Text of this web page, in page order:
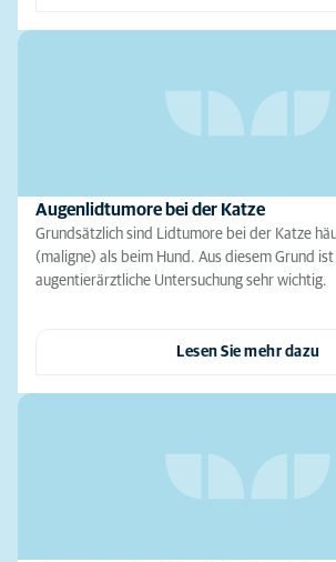
Augenlidtumore bei der Katze
Grundsätzlich sind Lidtumore bei der Katze
(maligne) als beim Hund. Aus diesem Grund
augentierärztliche Untersuchung sehr wichtig.
Lesen Sie mehr dazu